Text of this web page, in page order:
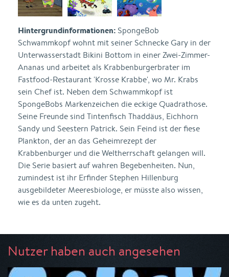
Hintergrundinformationen: SpongeBob
Schwammkopf wohnt mit seiner Schnecke Gary in der
Unterwasserstadt Bikini Bottom in einer Zwei-Zimmer-
Ananas und arbeitet als Krabbenburgerbrater im
Fastfood-Restaurant 'Krosse Krabbe', wo Mr. Krabs
sein Chef ist. Neben dem Schwammkopf ist
SpongeBobs Markenzeichen die eckige Quadrathose.
Seine Freunde sind Tintenfisch Thaddäus, Eichhorn
Sandy und Seestern Patrick. Sein Feind ist der fiese
Plankton, der an das Geheimrezept der
Krabbenburger und die Weltherrschaft gelangen will.
Die Serie basiert auf wahren Begebenheiten. Nun,
zumindest ist ihr Erfinder Stephen Hillenburg
ausgebildeter Meeresbiologe, er müsste also wissen,
wie es da unten zugeht.
Nutzer haben auch angesehen